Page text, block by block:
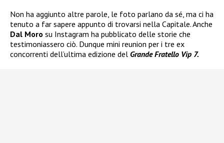
Non ha aggiunto altre parole, le foto parlano da sé, ma ci ha
tenuto a far sapere appunto di trovarsi nella Capitale. Anche
Dal Moro su Instagram ha pubblicato delle storie che
testimoniassero ciò. Dunque mini reunion per i tre ex
concorrenti dell’ultima edizione del Grande Fratello Vip 7.